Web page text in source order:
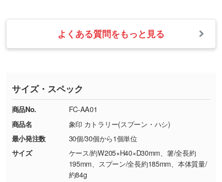
・1色印刷でグラデーションや濃淡を表現した
い
す。→詳しく見る
・コーポレートカラーを使って印刷したい／印
刷色にこだわりがある
DIC・PANTONEなどのカラーチップの指定や、
現物支給による色指定も承っております。→詳
また、お選びいただいた印刷色が本体色に合わ
ない場合や仕上がりに影響しそうな場合は、ス
タッフから別の色をご案内することもございま
・お届け時に商品が損傷・故障している場合
・ご注文と異なる商品が届いた場合
・印刷不良があった場合
※詳しくは「商品の良品基準について
ください。
【返品・交換ができない場合】
・お客様の元で商品を加工された場合、または
商品が破損した場合
・商品到着後7日以上経過している場合
・お客様のご都合による返品・交換依頼(商
業日以内に担当スタッフよりメールにてご連絡
いたします。
お急ぎの場合はお電話でのご質問も受け付けて
TEL：0422-29-9911 営業時間10:00～
18:00(土日祝日除く)
よくある質問をもっと見る
サイズ・スペック
商品No.
FC-AA01
商品名
象印 カトラリー(スプーン・ハシ)
最小発注数
30個/30個から1個単位
サイズ
ケース/約W205×H40×D30mm、箸/全長約
195mm、スプーン/全長約185mm、本体質量/
約84g